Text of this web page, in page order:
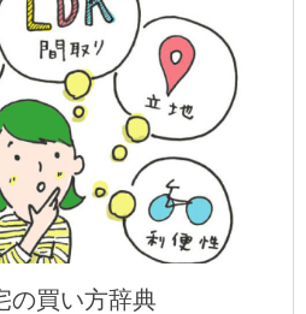
の買い方辞典